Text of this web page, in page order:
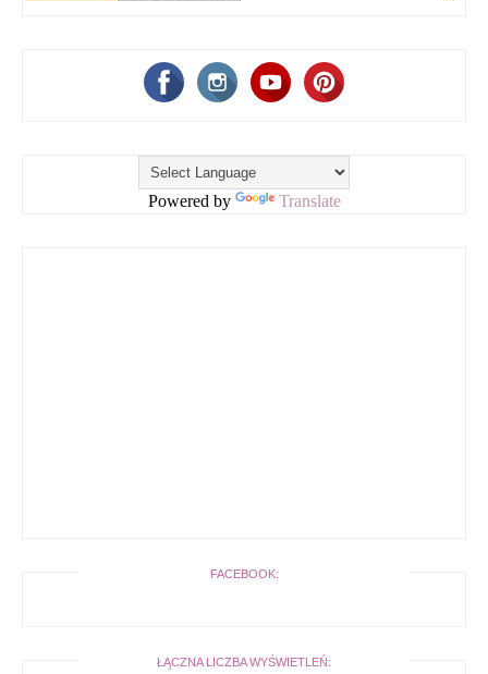
Powered by Translate
FACEBOOK:
ŁĄCZNA LICZBA WYŚWIETLEŃ: